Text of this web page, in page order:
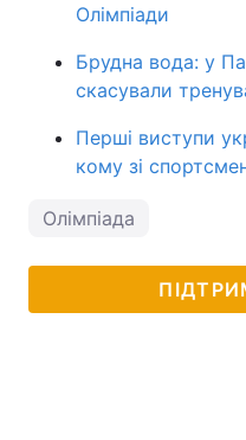
Олімпіади
Брудна вода: у
скасували
Перші виступи
кому зі
Олімпіада